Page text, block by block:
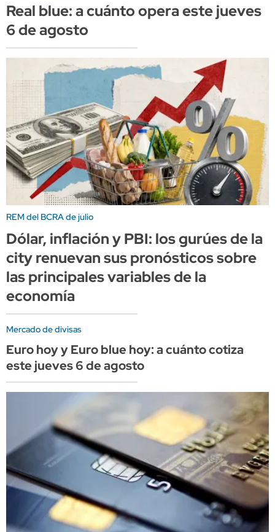
Real blue: a cuánto opera este jueves
6 de agosto
REM del BCRA de julio
Dólar, inflación y PBI: los gurúes de la
city renuevan sus pronósticos sobre
las principales variables de la
economía
Mercado de divisas
Euro hoy y Euro blue hoy: a cuánto cotiza
este jueves 6 de agosto